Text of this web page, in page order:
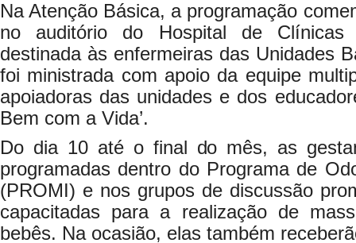
Na Atenção Básica, a programação
no auditório do Hospital de Clínicas
destinada às enfermeiras das Unidades
foi ministrada com apoio da equipe
apoiadoras das unidades e dos
Bem com a Vida’.
Do dia 10 até o final do mês, as
programadas dentro do Programa de
(PROMI) e nos grupos de discussão
capacitadas para a realização de
bebês. Na ocasião, elas também